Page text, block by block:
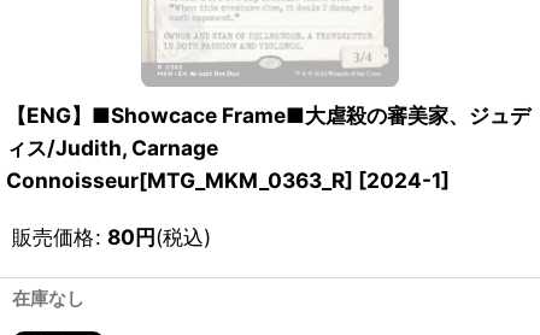
【ENG】■Showcace Frame■大虐殺の審美家、ジュデ
ィス/Judith, Carnage
Connoisseur[MTG_MKM_0363_R] [2024-1]
販売価格: 80円(税込)
在庫なし